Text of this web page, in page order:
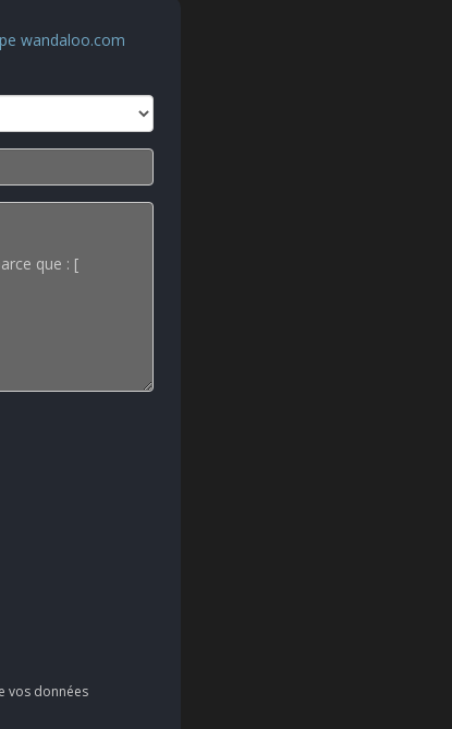
wandaloo.com
vos données